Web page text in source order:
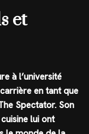
et
à l’université
en tant que
Spectator. Son
lui ont